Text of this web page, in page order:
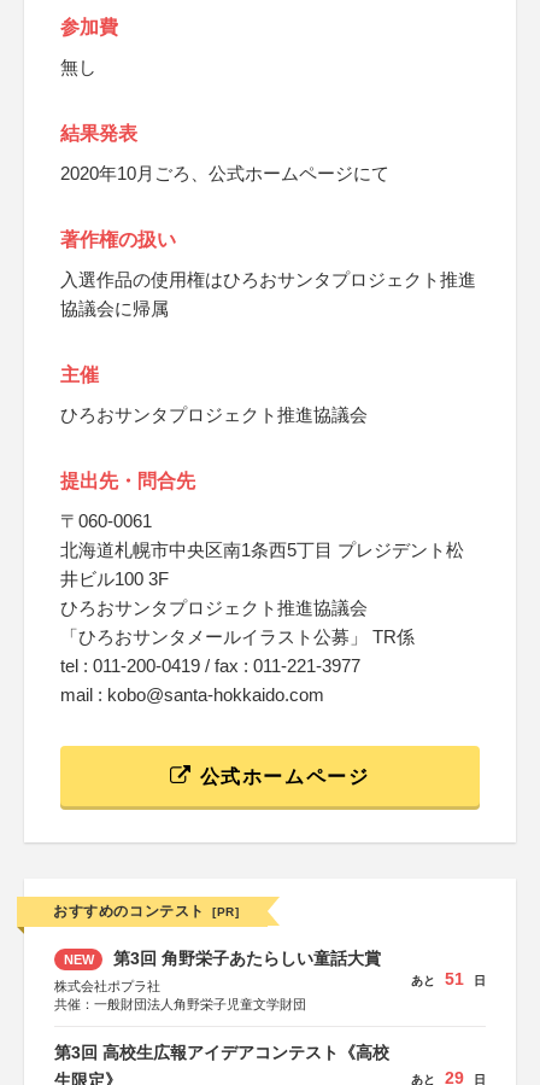
参加費
無し
結果発表
2020年10月ごろ、公式ホームページにて
著作権の扱い
入選作品の使用権はひろおサンタプロジェクト推進
協議会に帰属
主催
ひろおサンタプロジェクト推進協議会
提出先・問合先
〒060-0061
北海道札幌市中央区南1条西5丁目 プレジデント松
井ビル100 3F
ひろおサンタプロジェクト推進協議会
「ひろおサンタメールイラスト公募」 TR係
tel : 011-200-0419 / fax : 011-221-3977
mail : kobo@santa-hokkaido.com
公式ホームページ
おすすめのコンテスト [PR]
NEW 第3回 角野栄子あたらしい童話大賞
株式会社ポプラ社
共催：一般財団法人角野栄子児童文学財団
あと 51 日
第3回 高校生広報アイデアコンテスト《高校
生限定》
あと 29 日